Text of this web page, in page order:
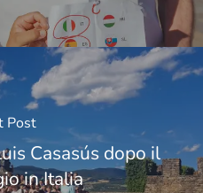
Post
Casasús dopo il
in Italia